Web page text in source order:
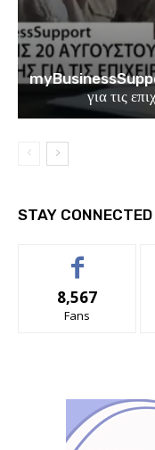
για τις
STAY CONNECTED
8,567
Fans